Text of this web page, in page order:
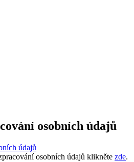
osobních údajů
údajů
osobních údajů klikněte zde.